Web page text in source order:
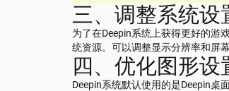
三、调整系统设
为了在Deepin系统上获得更好的游
统资源。可以调整显示分辨率和屏
四、优化图形设
Deepin系统默认使用的是Deepin桌